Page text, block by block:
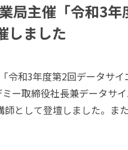
局主催「令和3年
しました
令和3年度第2回データサイ
ー取締役社長兼データサ
として登壇しました。ま